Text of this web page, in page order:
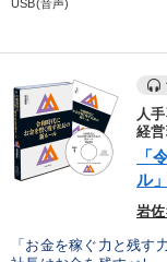
USB(音声)
人
経
「
ル
岩
「お金を稼ぐ力と残す